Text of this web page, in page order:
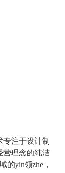
注于设计制
营理念的纯洁
的yin领zhe，